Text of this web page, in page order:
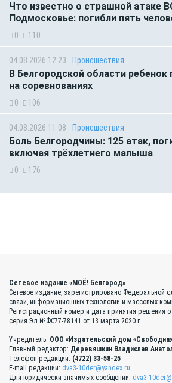
Что известно о страшной атаке
Подмосковье: погибли пять
0 110
04.08.2026 12:23 Происшествия
В Белгородской области ребенок
на соревнованиях
0 106
04.08.2026 11:08 Происшествия
Боль Белгородчины: 125 атак,
включая трёхлетнего малыша
0 176
Сетевое издание «МОЁ! Белгород»
Сетевое издание, зарегистрировано Федеральной
связи, информационных технологий и массовых
Регистрационный номер и дата принятия решения о
серия Эл №ФС77-78141 от 13 марта 2020 г.
Учредитель: ООО «Издательский дом
Главный редактор: Деревяшкин Владислав
Телефон редакции: (4722) 33-58-25
E-mail редакции: dva3-10der@yandex.ru
Для юридически значимых сообщений: dva3-